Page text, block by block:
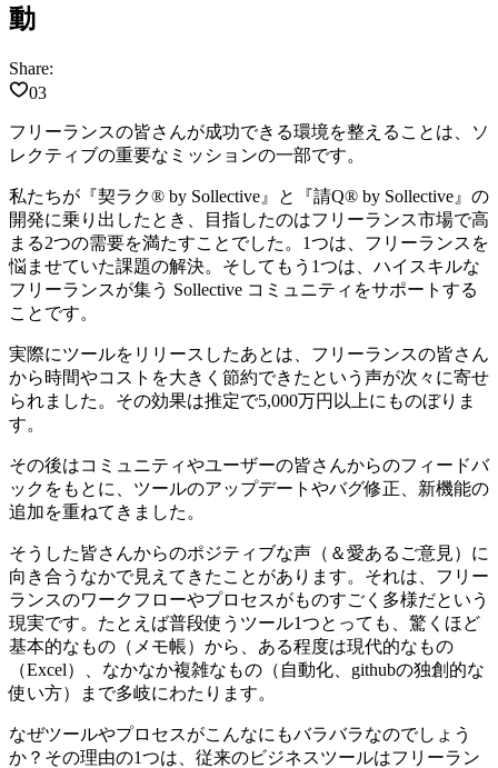
動
Share:
03
フリーランスの皆さんが成功できる環境を整えることは、ソ
レクティブの重要なミッションの一部です。
私たちが『契ラク® by Sollective』と『請Q®︎ by Sollective』の
開発に乗り出したとき、目指したのはフリーランス市場で高
まる2つの需要を満たすことでした。1つは、フリーランスを
悩ませていた課題の解決。そしてもう1つは、ハイスキルな
フリーランスが集う Sollective コミュニティをサポートする
ことです。
実際にツールをリリースしたあとは、フリーランスの皆さん
から時間やコストを大きく節約できたという声が次々に寄せ
られました。その効果は推定で5,000万円以上にものぼりま
す。
その後はコミュニティやユーザーの皆さんからのフィードバ
ックをもとに、ツールのアップデートやバグ修正、新機能の
追加を重ねてきました。
そうした皆さんからのポジティブな声（＆愛あるご意見）に
向き合うなかで見えてきたことがあります。それは、フリー
ランスのワークフローやプロセスがものすごく多様だという
現実です。たとえば普段使うツール1つとっても、驚くほど
基本的なもの（メモ帳）から、ある程度は現代的なもの
（Excel）、なかなか複雑なもの（自動化、githubの独創的な
使い方）まで多岐にわたります。
なぜツールやプロセスがこんなにもバラバラなのでしょう
か？その理由の1つは、従来のビジネスツールはフリーラン